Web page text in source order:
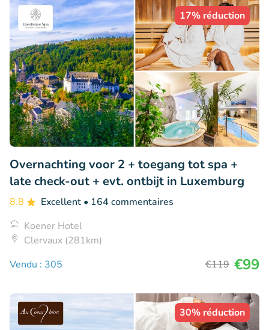
17% réduction
Overnachting voor 2 + toegang tot spa +
late check-out + evt. ontbijt in Luxemburg
8.8 Excellent • 164 commentaires
Koener Hotel
Clervaux (281km)
Vendu : 305
€119 €99
30% réduction